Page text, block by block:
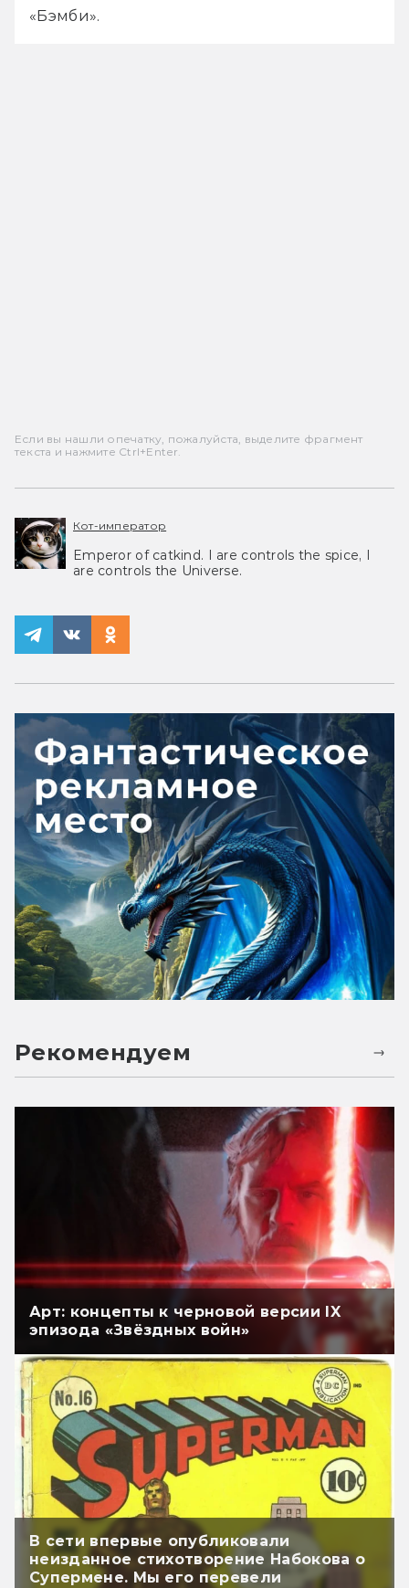
«Бэмби».
Если вы нашли опечатку, пожалуйста, выделите фрагмент
текста и нажмите Ctrl+Enter.
Кот-император
Emperor of catkind. I are controls the spice, I
are controls the Universe.
Рекомендуем
Арт: концепты к черновой версии IX
эпизода «Звёздных войн»
В сети впервые опубликовали
неизданное стихотворение Набокова о
Супермене. Мы его перевели